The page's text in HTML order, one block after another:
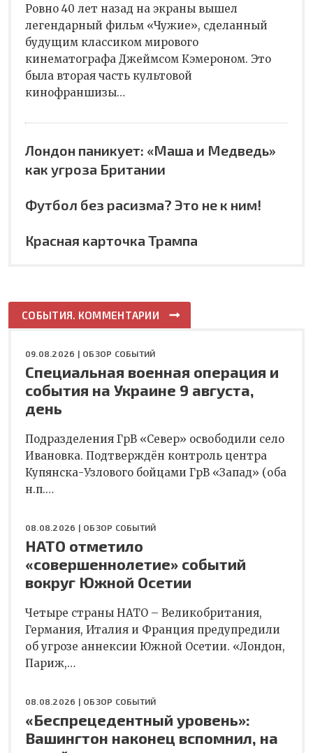
Ровно 40 лет назад на экраны вышел
легендарный фильм «Чужие», сделанный
будущим классиком мирового
кинематографа Джеймсом Кэмероном. Это
была вторая часть культовой
кинофраншизы…
Лондон паникует: «Маша и Медведь»
как угроза Британии
Футбол без расизма? Это не к ним!
Красная карточка Трампа
СОБЫТИЯ. КОММЕНТАРИИ
09.08.2026 | ОБЗОР СОБЫТИЙ
Специальная военная операция и
события на Украине 9 августа,
день
Подразделения ГрВ «Север» освободили село
Ивановка. Подтверждён контроль центра
Купянска-Узлового бойцами ГрВ «Запад» (оба
н.п.…
08.08.2026 | ОБЗОР СОБЫТИЙ
НАТО отметило
«совершеннолетие» событий
вокруг Южной Осетии
Четыре страны НАТО – Великобритания,
Германия, Италия и Франция предупредили
об угрозе аннексии Южной Осетии. «Лондон,
Париж,…
08.08.2026 | ОБЗОР СОБЫТИЙ
«Беспрецедентный уровень»:
Вашингтон наконец вспомнил, на